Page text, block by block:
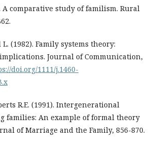
A comparative study of familism. Rural
L. (1982). Family systems theory:
Journal of Communication,
doi.org/1111/j.1460-
R.E. (1991). Intergenerational
families: An example of formal theory
of Marriage and the Family, 856-870.